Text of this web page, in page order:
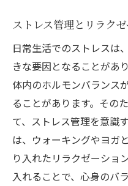
ストレス管理とリラク
日常生活でのストレスは
きな要因となることがあ
体内のホルモンバランス
ることがあります。その
て、ストレス管理を意識
は、ウォーキングやヨガ
り入れたリラクゼーショ
入れることで、心身のバ